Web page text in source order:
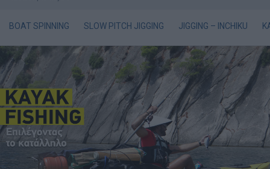
ΨΑΡΕΜΑ ΑΠΟ ΣΚΑΦΟΣ
ΨΑΡΟΤΟΥΦΕΚΟ
ΣΚΑΦΟΣ
VIDEO
ΕΞΟΠΛΙΣΜΟΣ
ΘΕΣΣΑΛΟΝΙΚΗ BOAT & FISHING SHOW 2025
BOAT & FISHING SHOW 2025
BOAT SPINNING SLOW PITCH JIGGING JIGGING – INCHIKU